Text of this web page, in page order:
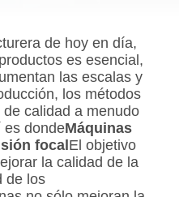
de hoy en día,
es esencial,
las escalas y
los métodos
calidad a menudo
es dondeMáquinas
focal El objetivo
la calidad de la
de los